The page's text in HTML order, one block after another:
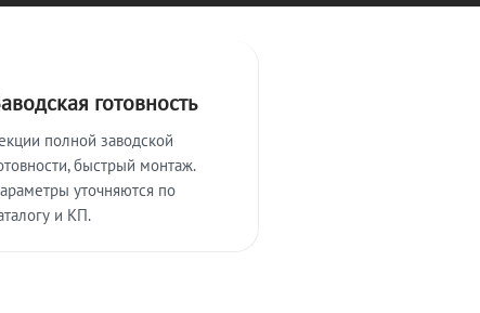
готовность
полной заводской
быстрый монтаж.
уточняются по
и КП.